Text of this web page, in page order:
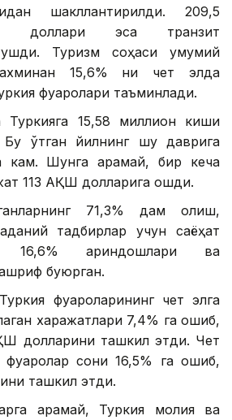
шакллантирилди. 209,5
доллари эса транзит
Туризм соҳаси умумий
15,6% ни чет элда
фуқаролари таъминлади.
Туркияга 15,58 миллион киши
ўтган йилнинг шу даврига
кам. Шунга қарамай, бир кеча
113 АҚШ долларига ошди.
71,3% дам олиш,
тадбирлар учун саёҳат
16,6% қариндошлари ва
буюрган.
фуқароларининг чет элга
харажатлари 7,4% га ошиб,
долларини ташкил этди. Чет
фуқаролар сони 16,5% га ошиб,
ташкил этди.
қарамай, Туркия молия ва